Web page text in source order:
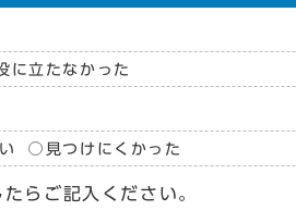
に立たなかった
見つけにくかった
らご記入ください。